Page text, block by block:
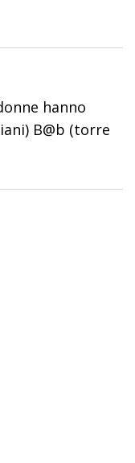
hanno
B@b (torre